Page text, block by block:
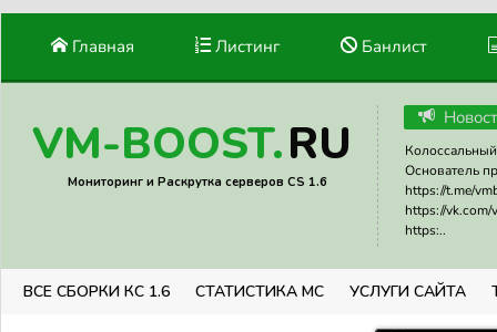
Главная Листинг Банлист
VM-BOOST.RU
Мониторинг и Раскрутка серверов CS 1.6
Основатель
https://t.me/
https://vk.com/
https:..
ВСЕ СБОРКИ КС 1.6 СТАТИСТИКА МС УСЛУГИ САЙТА